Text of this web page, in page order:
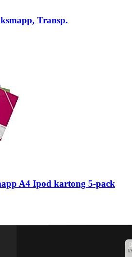
Transp.
A4 Ipod kartong 5-pack